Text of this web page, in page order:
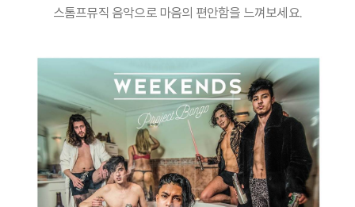
스톰프뮤직 음악으로 마음의 편안함을 느껴보세요.